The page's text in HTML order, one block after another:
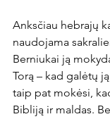
Anksčiau hebrajų
naudojama
Berniukai ją
Torą – kad galėtų
taip pat mokėsi,
Bibliją ir maldas.